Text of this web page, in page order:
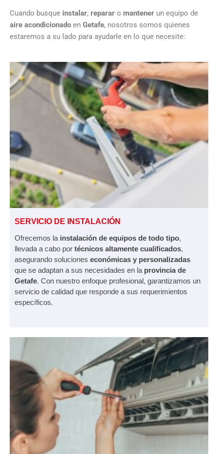
Cuando busque instalar, reparar o mantener un equipo de
aire acondicionado en Getafe, nosotros somos quienes
estaremos a su lado para ayudarle en lo que necesite:
SERVICIO DE INSTALACIÓN
Ofrecemos la instalación de equipos de todo tipo,
llevada a cabo por técnicos altamente cualificados,
asegurando soluciones económicas y personalizadas
que se adaptan a sus necesidades en la provincia de
Getafe. Con nuestro enfoque profesional, garantizamos un
servicio de calidad que responde a sus requerimientos
específicos.